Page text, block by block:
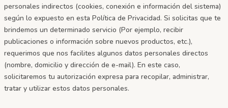
personales indirectos (cookies, conexión e información del sistema)
según lo expuesto en esta Política de Privacidad. Si solicitas que te
brindemos un determinado servicio (Por ejemplo, recibir
publicaciones o información sobre nuevos productos, etc.),
requerimos que nos facilites algunos datos personales directos
(nombre, domicilio y dirección de e-mail). En este caso,
solicitaremos tu autorización expresa para recopilar, administrar,
tratar y utilizar estos datos personales.